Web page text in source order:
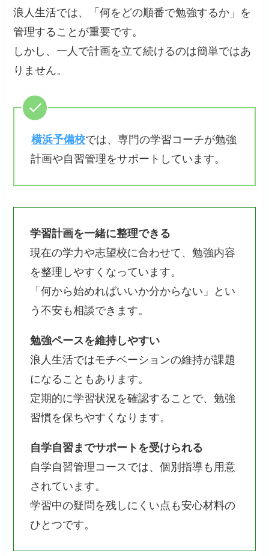
浪人生活では、「何をどの順番で勉強するか」を
管理することが重要です。
しかし、一人で計画を立て続けるのは簡単ではあ
りません。
横浜予備校では、専門の学習コーチが勉強
計画や自習管理をサポートしています。
学習計画を一緒に整理できる
現在の学力や志望校に合わせて、勉強内容
を整理しやすくなっています。
「何から始めればいいか分からない」とい
う不安も相談できます。
勉強ペースを維持しやすい
浪人生活ではモチベーションの維持が課題
になることもあります。
定期的に学習状況を確認することで、勉強
習慣を保ちやすくなります。
自学自習までサポートを受けられる
自学自習管理コースでは、個別指導も用意
されています。
学習中の疑問を残しにくい点も安心材料の
ひとつです。